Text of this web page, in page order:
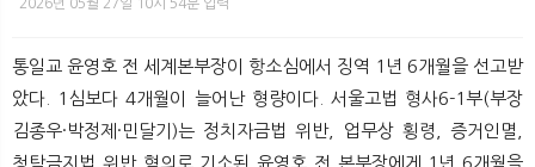
2026년 05월 27일 10시 54분 입력
통일교 윤영호 전 세계본부장이 항소심에서 징역 1년 6개월을 선고받
았다. 1심보다 4개월이 늘어난 형량이다. 서울고법 형사6-1부(부장
김종우·박정제·민달기)는 정치자금법 위반, 업무상 횡령, 증거인멸,
청탁금지법 위반 혐의로 기소된 윤영호 전 본부장에게 1년 6개월을